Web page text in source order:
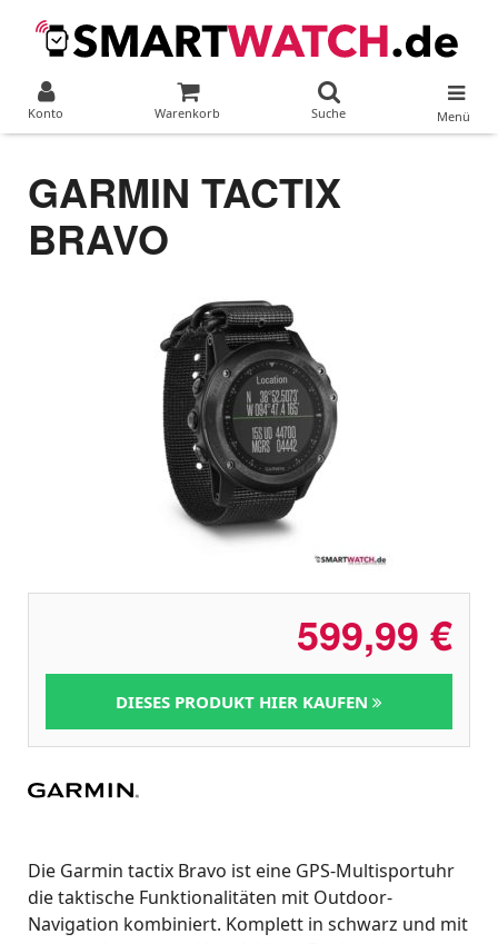
Konto Warenkorb Suche Menü
GARMIN TACTIX
BRAVO
599,99 €
DIESES PRODUKT HIER KAUFEN
Die Garmin tactix Bravo ist eine GPS-Multisportuhr
die taktische Funktionalitäten mit Outdoor-
Navigation kombiniert. Komplett in schwarz und mit